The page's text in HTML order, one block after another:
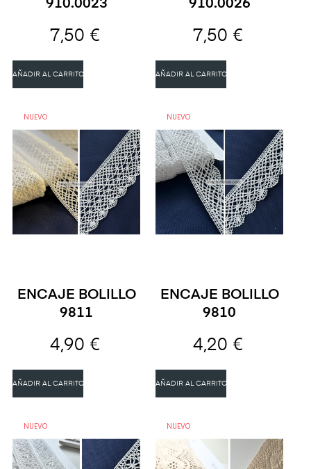
910.0023
7,50 €
AÑADIR AL CARRITO
910.0026
7,50 €
AÑADIR AL CARRITO
NUEVO
ENCAJE BOLILLO
9811
4,90 €
AÑADIR AL CARRITO
NUEVO
ENCAJE BOLILLO
9810
4,20 €
AÑADIR AL CARRITO
NUEVO NUEVO